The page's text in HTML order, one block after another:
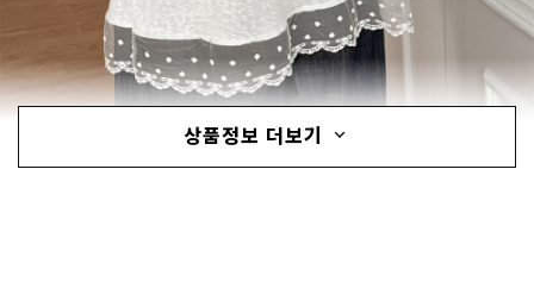
상품정보 더보기